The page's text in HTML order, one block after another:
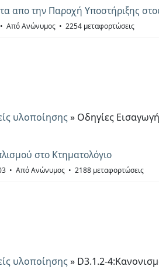
απο την Παροχή Υποστήριξης
ΑπόΑνώνυμος 2254 μεταφορτώσεις
υλοποίησης» Οδηγίες
στο Κτηματολόγιο
ΑπόΑνώνυμος 2188 μεταφορτώσεις
υλοποίησης» D3.1.2-